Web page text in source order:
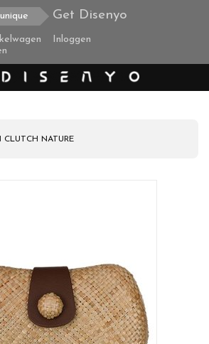
Get Disenyo
Inloggen
CLUTCH NATURE